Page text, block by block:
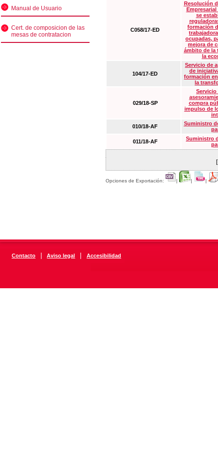
Manual de Usuario
Cert. de composicion de las
mesas de contratacion
C058/17-ED
Resolución
Empresarial
se
formación
ocupadas,
mejora de
ámbito de la
la
104/17-ED
Servicio de
de
formación
la
029/18-SP
Servicio
compra
impulso de
010/18-AF
Suministro
011/18-AF
Suministro
Opciones de Exportación: | | |
Contacto | Aviso legal | Accesibilidad